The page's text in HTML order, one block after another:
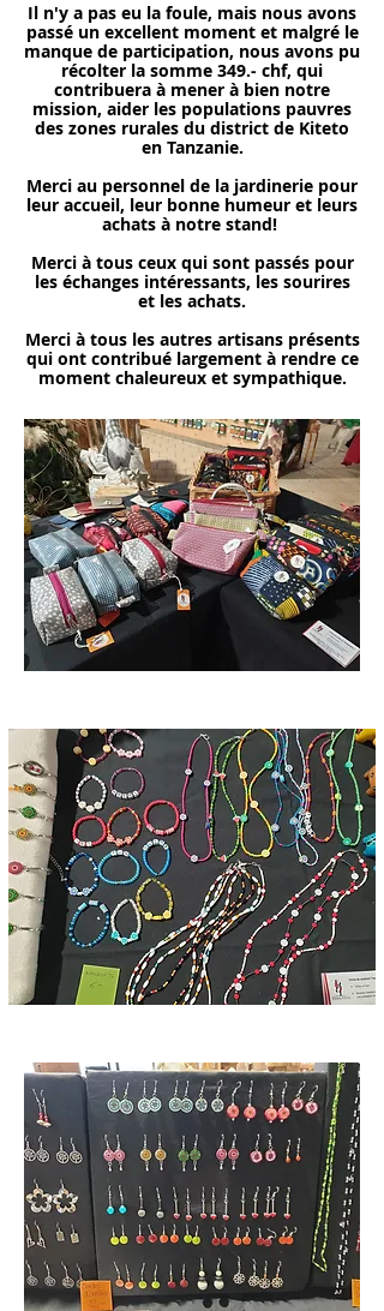
Il n'y a pas eu la foule, mais nous avons
passé un excellent moment et malgré le
manque de participation, nous avons pu
récolter la somme 349.- chf, qui
contribuera à mener à bien notre
mission, aider les populations pauvres
des zones rurales du district de Kiteto
en Tanzanie.
Merci au personnel de la jardinerie pour
leur accueil, leur bonne humeur et leurs
achats à notre stand!
Merci à tous ceux qui sont passés pour
les échanges intéressants, les sourires
et les achats.
Merci à tous les autres artisans présents
qui ont contribué largement à rendre ce
moment chaleureux et sympathique.